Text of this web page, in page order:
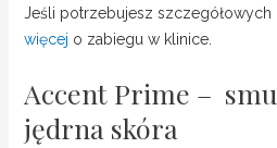
Jeśli potrzebujesz szczegółowych
więcej o zabiegu w klinice.
Accent Prime –
jędrna skóra